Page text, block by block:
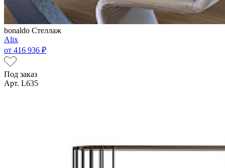
bonaldo Стеллаж
Alix
от 416 936 ₽
Под заказ
Арт. L635